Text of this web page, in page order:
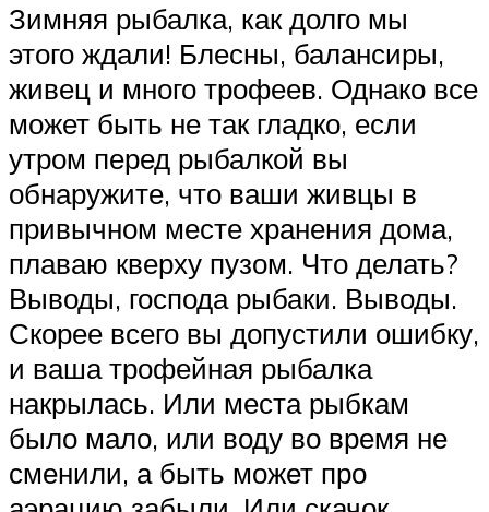
Зимняя рыбалка, как долго мы
этого ждали! Блесны, балансиры,
живец и много трофеев. Однако все
может быть не так гладко, если
утром перед рыбалкой вы
обнаружите, что ваши живцы в
привычном месте хранения дома,
плаваю кверху пузом. Что делать?
Выводы, господа рыбаки. Выводы.
Скорее всего вы допустили ошибку,
и ваша трофейная рыбалка
накрылась. Или места рыбкам
было мало, или воду во время не
сменили, а быть может про